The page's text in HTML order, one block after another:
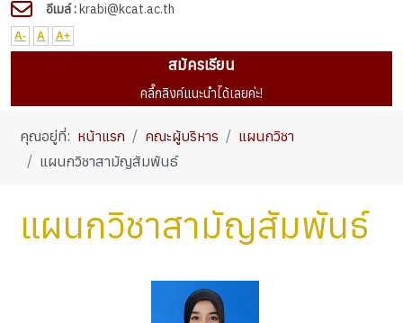
อีเมล์ :krabi@kcat.ac.th
A- A A+
สมัครเรียน
คลื๊กลิงค์แนะนำได้เลยค่ะ!
คุณอยู่ที่: หน้าแรก คณะผู้บริหาร
แผนกวิชา
แผนกวิชาสามัญสัมพันธ์
แผนกวิชาสามัญสัมพันธ์